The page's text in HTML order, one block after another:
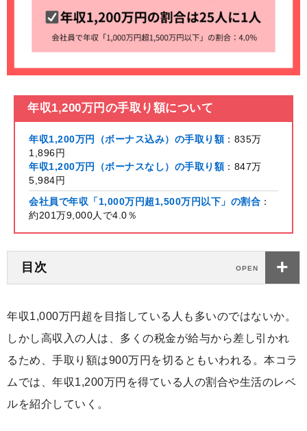
年収1,200万円の手取り額について
年収1,200万円（ボーナス込み）の手取り額：835万
1,896円
年収1,200万円（ボーナスなし）の手取り額：847万
5,984円
会社員で年収「1,000万円超1,500万円以下」の割合 ：
約201万9,000人で4.0％
目次
年収1,000万円超を目指している人も多いのではないか。
しかし高収入の人は、多くの税金が給与から差し引かれ
るため、手取り額は900万円を切るともいわれる。本コラ
ムでは、年収1,200万円を得ている人の割合や生活のレベ
ルを紹介していく。